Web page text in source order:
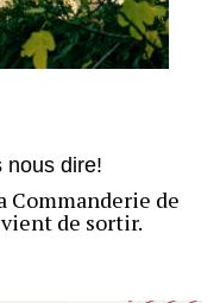
nous dire!
Commanderie de
de sortir.